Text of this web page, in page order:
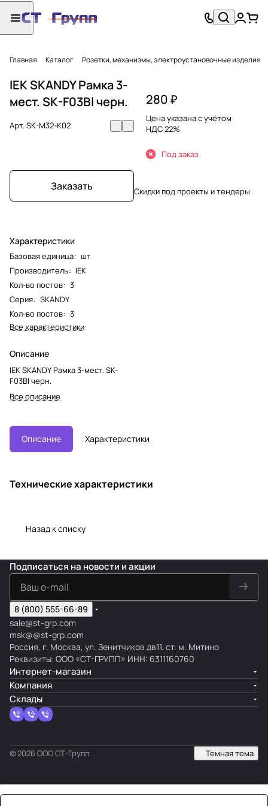
Главная Каталог Розетки, механизмы, электроустановочные изделия
IEK SKANDY Рамка 3-
мест. SK-F03Bl черн.
Арт.SK-M32-K02
Заказать
Характеристики
Базовая единица: шт
Производитель: IEK
Кол-во постов: 3
Серия: SKANDY
Кол-во постов: 3
Все характеристики
Описание
IEK SKANDY Рамка 3-мест. SK-
F03Bl черн.
Все описание
280 ₽
Цена указана с учётом
НДС 22%
Под заказ
Скидки под проекты и тендеры
Описание Характеристики
Технические характеристики
Назад к списку
Подписаться на новости и акции
8 (800) 555-66-89
sale@st-grp.com
msk@@st-grp.com
Россия, г. Москва, ул. Зенитчиков дв11. ст. м. Митино
Реквизиты: ООО «СТ-ГРУПП» ИНН: 6311160760
Интернет-магазин
Компания
Склады
© 2026 ООО СТ-Групп Темная тема